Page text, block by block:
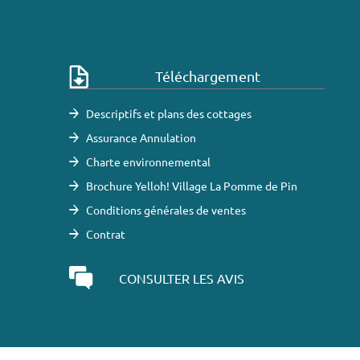
Téléchargement
Descriptifs et plans des cottages
Assurance Annulation
Charte environnemental
Brochure Yelloh! Village La Pomme de Pin
Conditions générales de ventes
Contrat
CONSULTER LES AVIS